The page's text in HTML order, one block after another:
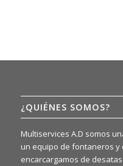
¿QUIÉNES SOMOS?
Multiservices A.D somos
un equipo de fontaneros
encarcargamos de